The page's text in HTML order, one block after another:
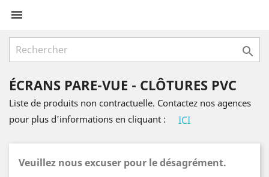


ÉCRANS PARE-VUE - CLÔTURES PVC
Liste de produits non contractuelle. Contactez nos agences
pour plus d'informations en cliquant :
ICI
Veuillez nous excuser pour le désagrément.